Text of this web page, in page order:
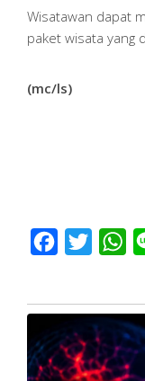
Wisatawan dapat
paket wisata yang
(mc/ls)
Facebook
Twitter